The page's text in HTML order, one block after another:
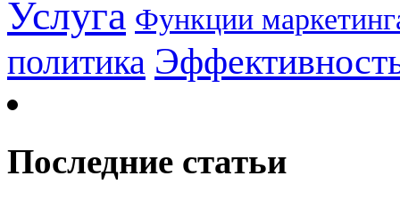
Услуга Функции
политика
Последние статьи